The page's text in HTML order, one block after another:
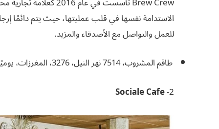
الاستدامة نفسها في قلب عمليتها، حيث يتم دائمًا
للعمل والتواصل مع الأصدقاء والمزيد.
طاقم المشروب، 7514 نهر النيل، 3276، المغرزات، يوميًا من الساعة 6:30 صباحًا حتى منتصف الليل.
2-
Sociale Cafe